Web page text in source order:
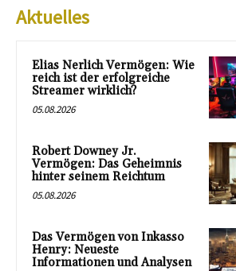
Aktuelles
Elias Nerlich Vermögen: Wie
reich ist der erfolgreiche
Streamer wirklich?
05.08.2026
Robert Downey Jr.
Vermögen: Das Geheimnis
hinter seinem Reichtum
05.08.2026
Das Vermögen von Inkasso
Henry: Neueste
Informationen und Analysen